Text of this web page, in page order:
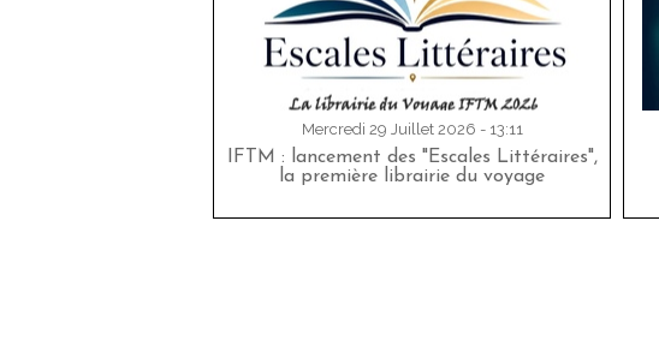
Mercredi 29 Juillet 2026 - 13:11
IFTM : lancement des "Escales Littéraires",
la première librairie du voyage